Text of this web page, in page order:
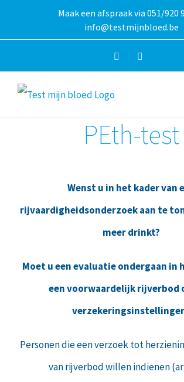
Maak een afspraak via 051/920
info@testmijnbloed.be
Facebook
PEth-test
Wenst u in het kader van
rijvaardigheidsonderzoek aan te
meer drinkt?
Moet u een evaluatie ondergaan in
een voorwaardelijk rijverbod
Personen die een verzoek tot
van rijverbod willen indienen